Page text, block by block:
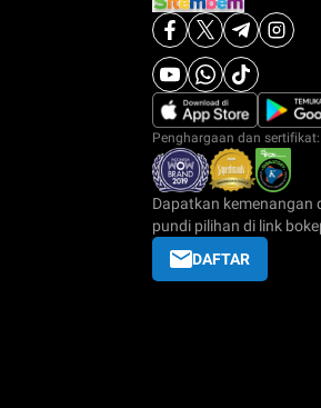
Penghargaan dan sertifikat:
Dapatkan kemenangan
pundi pilihan di link
DAFTAR